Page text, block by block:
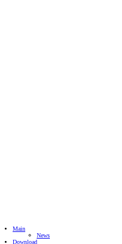
Main
News
Download